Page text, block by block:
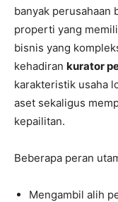
banyak perusahaan
properti yang
bisnis yang
kehadiran kurator
karakteristik usaha
aset sekaligus
kepailitan.
Beberapa peran
Mengambil alih